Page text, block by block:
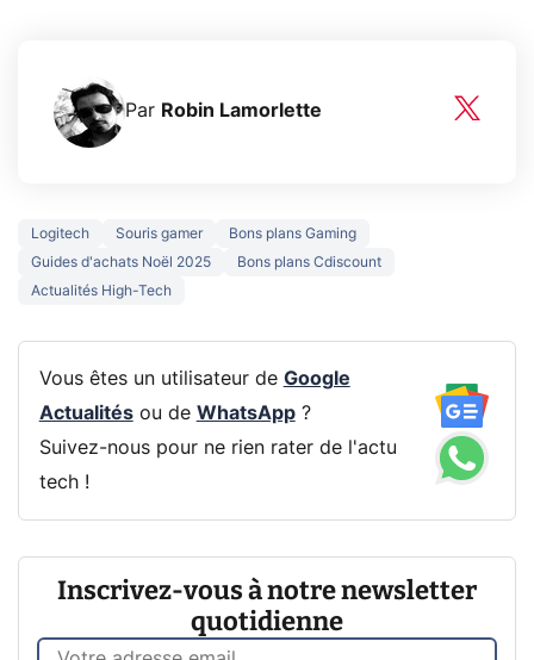
Par Robin Lamorlette
Logitech Souris gamer
Bons plans Gaming
Guides d'achats Noël 2025
Bons plans Cdiscount
Actualités High-Tech
Vous êtes un utilisateur de Google
Actualitésou de WhatsApp?
Suivez-nous pour ne rien rater de l'actu
tech !
Inscrivez-vous à notre newsletter
quotidienne